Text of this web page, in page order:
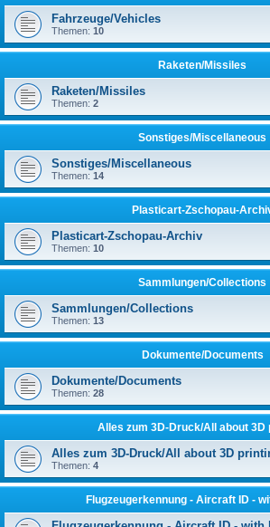
Fahrzeuge/Vehicles
Themen: 10
Raketen/Missiles
Raketen/Missiles
Themen: 2
Sonstiges/Miscellaneous
Sonstiges/Miscellaneous
Themen: 14
Plasticart-Zschopau-
Plasticart-Zschopau-Archiv
Themen: 10
Sammlungen/Collections
Sammlungen/Collections
Themen: 13
Dokumente/Documents
Dokumente/Documents
Themen: 28
Alles zum 3D-Druck/All about 3D
Alles zum 3D-Druck/All about 3D
Themen: 4
Flugzeugerkennung - Aircraft ID -